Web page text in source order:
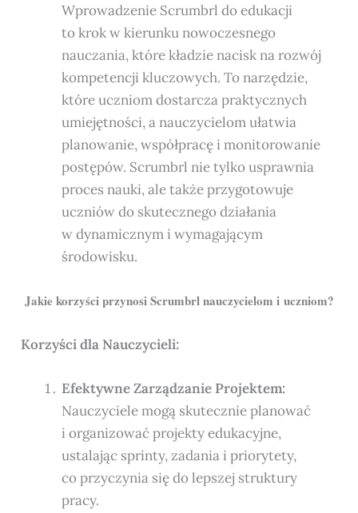
Wprowadzenie Scrumbrl do edukacji
to krok w kierunku nowoczesnego
nauczania, które kładzie nacisk na rozwój
kompetencji kluczowych. To narzędzie,
które uczniom dostarcza praktycznych
umiejętności, a nauczycielom ułatwia
planowanie, współpracę i monitorowanie
postępów. Scrumbrl nie tylko usprawnia
proces nauki, ale także przygotowuje
uczniów do skutecznego działania
w dynamicznym i wymagającym
środowisku.
Jakie korzyści przynosi Scrumbrl nauczycielom i uczniom?
Korzyści dla Nauczycieli:
Efektywne Zarządzanie Projektem:
Nauczyciele mogą skutecznie planować
i organizować projekty edukacyjne,
ustalając sprinty, zadania i priorytety,
co przyczynia się do lepszej struktury
pracy.